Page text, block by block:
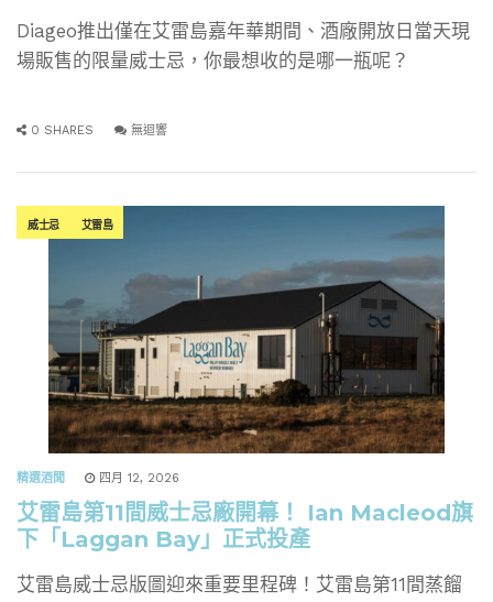
Diageo推出僅在艾雷島嘉年華期間、酒廠開放日當天現
場販售的限量威士忌，你最想收的是哪一瓶呢？
0 SHARES 無迴響
威士忌 艾雷島
精選酒聞 四月 12, 2026
艾雷島第11間威士忌廠開幕！ Ian Macleod旗
下「Laggan Bay」正式投產
艾雷島威士忌版圖迎來重要里程碑！艾雷島第11間蒸餾